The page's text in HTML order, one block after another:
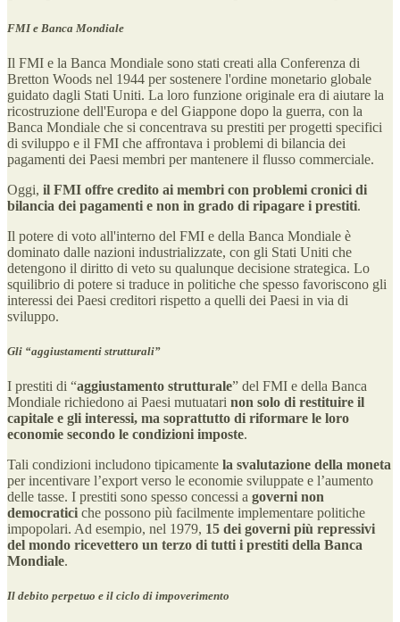
FMI e Banca Mondiale
Il FMI e la Banca Mondiale sono stati creati alla Conferenza di
Bretton Woods nel 1944 per sostenere l'ordine monetario globale
guidato dagli Stati Uniti. La loro funzione originale era di aiutare la
ricostruzione dell'Europa e del Giappone dopo la guerra, con la
Banca Mondiale che si concentrava su prestiti per progetti specifici
di sviluppo e il FMI che affrontava i problemi di bilancia dei
pagamenti dei Paesi membri per mantenere il flusso commerciale.
Oggi, il FMI offre credito ai membri con problemi cronici di
bilancia dei pagamenti e non in grado di ripagare i prestiti.
Il potere di voto all'interno del FMI e della Banca Mondiale è
dominato dalle nazioni industrializzate, con gli Stati Uniti che
detengono il diritto di veto su qualunque decisione strategica. Lo
squilibrio di potere si traduce in politiche che spesso favoriscono gli
interessi dei Paesi creditori rispetto a quelli dei Paesi in via di
sviluppo.
Gli “aggiustamenti strutturali”
I prestiti di “aggiustamento strutturale” del FMI e della Banca
Mondiale richiedono ai Paesi mutuatari non solo di restituire il
capitale e gli interessi, ma soprattutto di riformare le loro
economie secondo le condizioni imposte.
Tali condizioni includono tipicamente la svalutazione della moneta
per incentivare l’export verso le economie sviluppate e l’aumento
delle tasse. I prestiti sono spesso concessi a governi non
democratici che possono più facilmente implementare politiche
impopolari. Ad esempio, nel 1979, 15 dei governi più repressivi
del mondo ricevettero un terzo di tutti i prestiti della Banca
Mondiale.
Il debito perpetuo e il ciclo di impoverimento